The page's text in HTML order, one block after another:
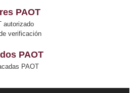
PAOT
autorizado
verificación
PAOT
PAOT